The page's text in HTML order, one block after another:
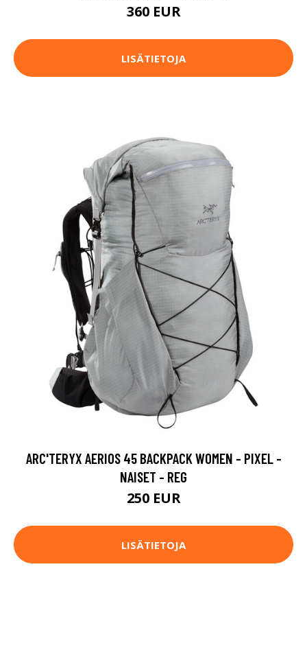
360 EUR
LISÄTIETOJA
ARC'TERYX AERIOS 45 BACKPACK WOMEN - PIXEL -
NAISET - REG
250 EUR
LISÄTIETOJA